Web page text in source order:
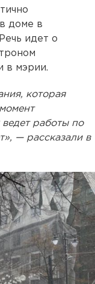
в доме в
идет о
в мэрии.
которая
работы по
— рассказали в